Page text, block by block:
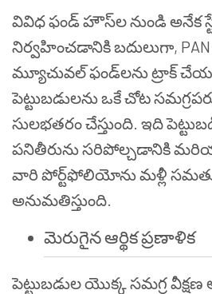
వివిధ ఫండ్ హౌస్‌ల నుండి అనేక
నిర్వహించడానికి బదులుగా,
మ్యూచువల్ ఫండ్‌లను ట్రాక్
పెట్టుబడులను ఒకే చోట
సులభతరం చేస్తుంది. ఇది
పనితీరును సరిపోల్చడానికి
వారి పోర్ట్‌ఫోలియోను మళ్లీ
అనుమతిస్తుంది.
మెరుగైన ఆర్థిక ప్రణాళిక
పెట్టుబడుల యొక్క సమగ్ర